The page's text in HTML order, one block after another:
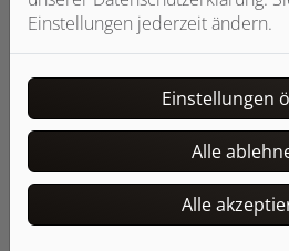
auf. Mit der richtigen
wohnen und arbeiten
Raumtemperaturen,
Thermometer draußen
Einstellungen jederzeit ändern.
Einstellungen
Alle
Alle